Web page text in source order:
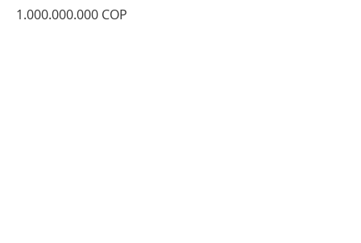
1.000.000.000 COP